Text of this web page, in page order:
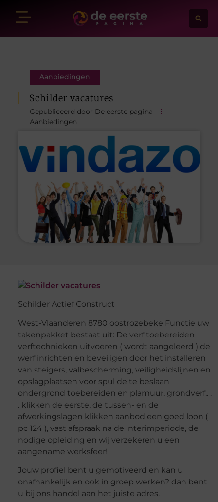
Aanbiedingen
Schilder vacatures
Gepubliceerd door De eerste pagina
Aanbiedingen
Schilder Actief Construct
West-Vlaanderen 8780 oostrozebeke Functie uw
takenpakket bestaat uit: De verf toebereiden
verftechnieken uitvoeren ( wordt aangeleerd ) de
werf inrichten en beveiligen door het installeren
van steigers, valbescherming, veiligheidslijnen en
opslagplaatsen voor spul de te beslaan
ondergrond toebereiden en plamuur, grondverf,. .
. klikken de eerste, de tussen- en de
afwerkingslagen klikken aanbod een goed loon (
pc 124 ), vast afspraak na de interimperiode, de
nodige opleiding en wij verzekeren u een
aangename werksfeer!
Jouw profiel bent u gemotiveerd en kan u
onafhankelijk en ook in groep werken? dan bent
u bij ons handel aan het juiste adres.